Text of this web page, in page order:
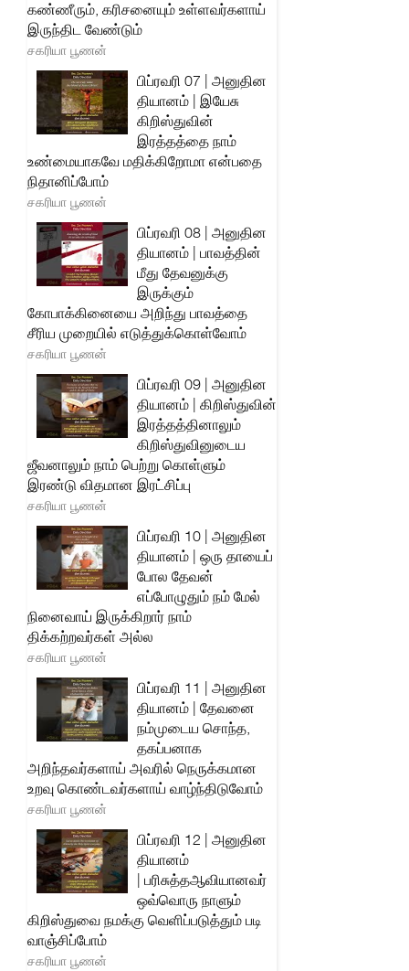
கண்ணீரும், கரிசனையும் உள்ளவர்களாய்
இருந்திட வேண்டும்
சகரியா பூணன்
பிப்ரவரி 07 | அனுதின
தியானம் | இயேசு
கிறிஸ்துவின்
இரத்தத்தை நாம்
உண்மையாகவே மதிக்கிறோமா என்பதை
நிதானிப்போம்
சகரியா பூணன்
பிப்ரவரி 08 | அனுதின
தியானம் | பாவத்தின்
மீது தேவனுக்கு
இருக்கும்
கோபாக்கினையை அறிந்து பாவத்தை
சீரிய முறையில் எடுத்துக்கொள்வோம்
சகரியா பூணன்
பிப்ரவரி 09 | அனுதின
தியானம் | கிறிஸ்துவின்
இரத்தத்தினாலும்
கிறிஸ்துவினுடைய
ஜீவனாலும் நாம் பெற்று கொள்ளும்
இரண்டு விதமான இரட்சிப்பு
சகரியா பூணன்
பிப்ரவரி 10 | அனுதின
தியானம் | ஒரு தாயைப்
போல தேவன்
எப்போழுதும் நம் மேல்
நினைவாய் இருக்கிறார் நாம்
திக்கற்றவர்கள் அல்ல
சகரியா பூணன்
பிப்ரவரி 11 | அனுதின
தியானம் | தேவனை
நம்முடைய சொந்த,
தகப்பனாக
அறிந்தவர்களாய் அவரில் நெருக்கமான
உறவு கொண்டவர்களாய் வாழ்ந்திடுவோம்
சகரியா பூணன்
பிப்ரவரி 12 | அனுதின
தியானம்
| பரிசுத்தஆவியானவர்
ஒவ்வொரு நாளும்
கிறிஸ்துவை நமக்கு வெளிப்படுத்தும் படி
வாஞ்சிப்போம்
சகரியா பூணன்